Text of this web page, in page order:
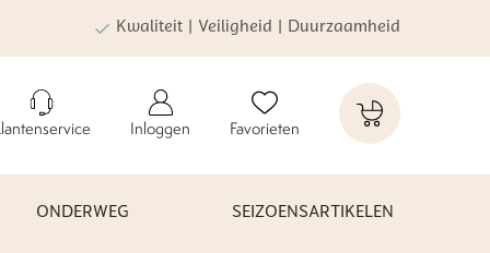
Kwaliteit | Veiligheid | Duurzaamheid
Inloggen Favorieten
ONDERWEG SEIZOENSARTIKELEN